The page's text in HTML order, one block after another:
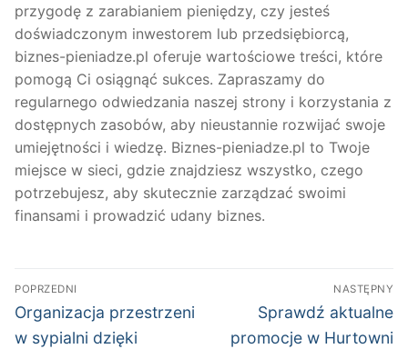
przygodę z zarabianiem pieniędzy, czy jesteś
doświadczonym inwestorem lub przedsiębiorcą,
biznes-pieniadze.pl oferuje wartościowe treści, które
pomogą Ci osiągnąć sukces. Zapraszamy do
regularnego odwiedzania naszej strony i korzystania z
dostępnych zasobów, aby nieustannie rozwijać swoje
umiejętności i wiedzę. Biznes-pieniadze.pl to Twoje
miejsce w sieci, gdzie znajdziesz wszystko, czego
potrzebujesz, aby skutecznie zarządzać swoimi
finansami i prowadzić udany biznes.
Nawigacja
wpisu
POPRZEDNI
Poprzedni
wpis:
Organizacja przestrzeni
w sypialni dzięki
NASTĘPNY
Następny
wpis:
Sprawdź aktualne
promocje w Hurtowni